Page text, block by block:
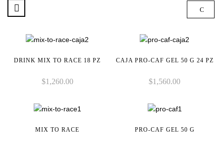
DRINK MIX TO RACE 18 PZ
$1,260.00
CAJA PRO-CAF GEL 50 G 24 PZ
$1,560.00
MIX TO RACE PRO-CAF GEL 50 G